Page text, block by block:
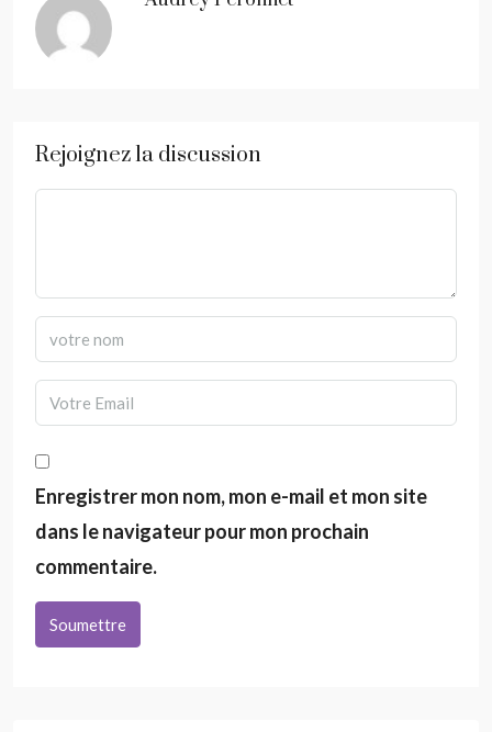
Rejoignez la discussion
Enregistrer mon nom, mon e-mail et mon site
dans le navigateur pour mon prochain
commentaire.
Soumettre